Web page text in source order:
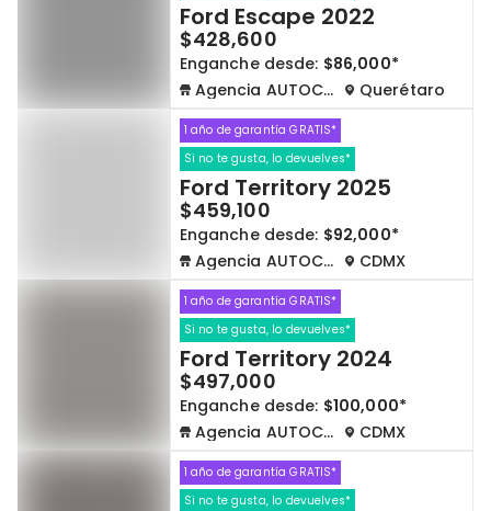
Ford Escape 2022
$428,600
Enganche desde: $86,000*
Agencia AUTOCOM
Querétaro
1 año de garantía GRATIS*
Si no te gusta, lo devuelves*
Ford Territory 2025
$459,100
Enganche desde: $92,000*
Agencia AUTOCOM
CDMX
1 año de garantía GRATIS*
Si no te gusta, lo devuelves*
Ford Territory 2024
$497,000
Enganche desde: $100,000*
Agencia AUTOCOM
CDMX
1 año de garantía GRATIS*
Si no te gusta, lo devuelves*